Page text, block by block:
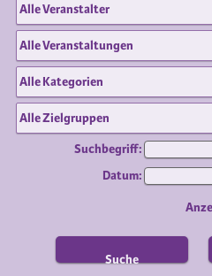
Suchbegriff:
Datum:
Suche